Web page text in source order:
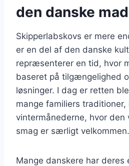
den danske
Skipperlabskovs er mere
er en del af den danske
repræsenterer en tid, hvor
baseret på tilgængelighed
løsninger. I dag er retten
mange familiers
vintermånederne, hvor den
smag er særligt velkommen.
Mange danskere har deres